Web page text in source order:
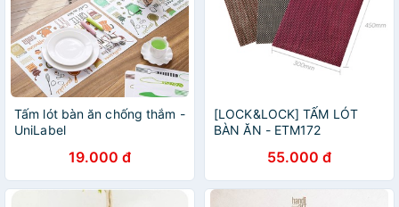
Tấm lót bàn ăn chống thắm -
UniLabel
19.000 đ
[LOCK&LOCK] TẤM LÓT
BÀN ĂN - ETM172
55.000 đ